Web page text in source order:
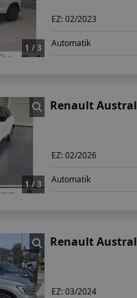
1 / 3
EZ:02/2023
Automatik
1 / 3
Renault Austral
EZ:02/2026
Automatik
Renault Austral
EZ:03/2024